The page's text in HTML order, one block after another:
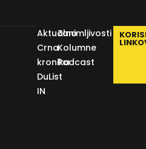
Aktualno
Crna
kronika
DuList
IN
Zanimljivosti
Kolumne
Podcast